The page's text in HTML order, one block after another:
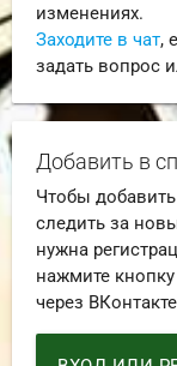
изменениях.
Заходите в чат,
задать вопрос
Добавить в
Чтобы
следить за
нужна
нажмите
через